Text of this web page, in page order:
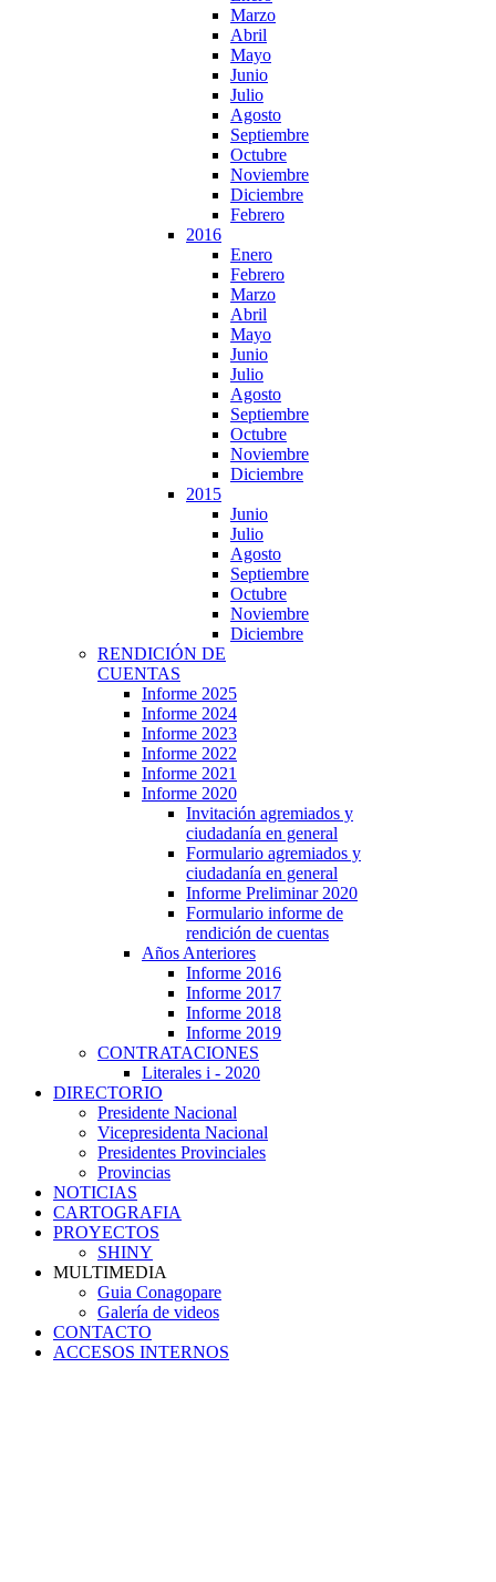
Marzo
Abril
Mayo
Junio
Julio
Agosto
Septiembre
Octubre
Noviembre
Diciembre
Febrero
2016
Enero
Febrero
Marzo
Abril
Mayo
Junio
Julio
Agosto
Septiembre
Octubre
Noviembre
Diciembre
2015
Junio
Julio
Agosto
Septiembre
Octubre
Noviembre
Diciembre
RENDICIÓN DE
CUENTAS
Informe 2025
Informe 2024
Informe 2023
Informe 2022
Informe 2021
Informe 2020
Invitación agremiados y
ciudadanía en general
Formulario agremiados y
ciudadanía en general
Informe Preliminar 2020
Formulario informe de
rendición de cuentas
Años Anteriores
Informe 2016
Informe 2017
Informe 2018
Informe 2019
CONTRATACIONES
Literales i - 2020
DIRECTORIO
Presidente Nacional
Vicepresidenta Nacional
Presidentes Provinciales
Provincias
NOTICIAS
CARTOGRAFIA
PROYECTOS
SHINY
MULTIMEDIA
Guia Conagopare
Galería de videos
CONTACTO
ACCESOS INTERNOS